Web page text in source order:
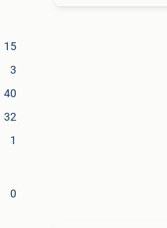
15
3
40
32
1
0